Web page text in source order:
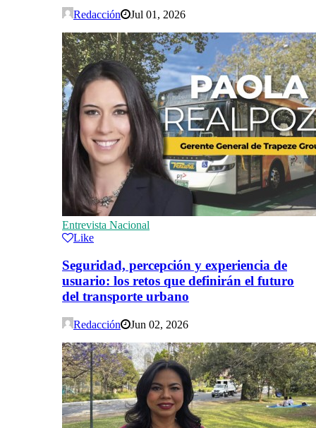
Redacción Jul 01, 2026
Entrevista Nacional
Like
Seguridad, percepción y experiencia de
usuario: los retos que definirán el futuro
del transporte urbano
Redacción Jun 02, 2026